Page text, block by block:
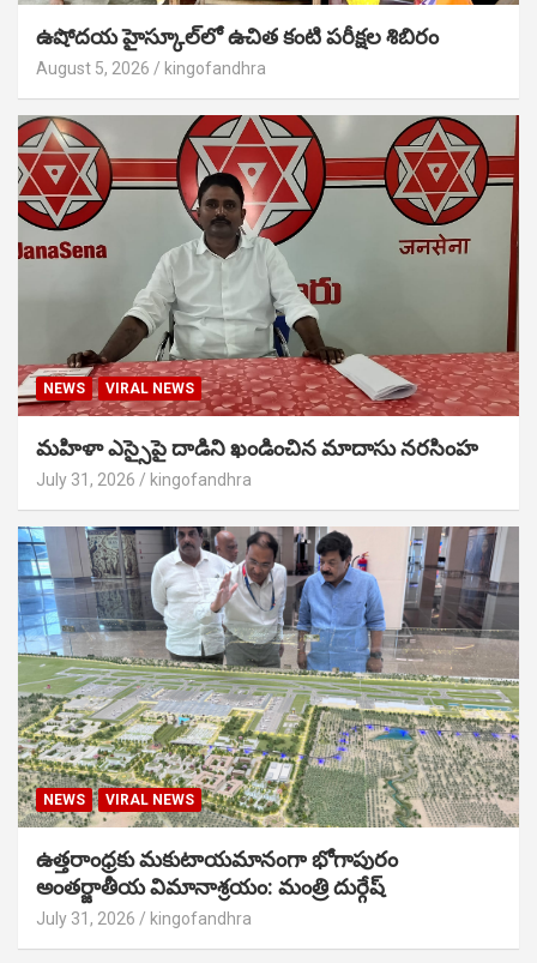
ఉషోదయ హైస్కూల్‌లో ఉచిత కంటి పరీక్షల శిబిరం
August 5, 2026 kingofandhra
NEWS VIRAL NEWS
మహిళా ఎస్సైపై దాడిని ఖండించిన మాదాసు నరసింహ
July 31, 2026 kingofandhra
NEWS VIRAL NEWS
ఉత్తరాంధ్రకు మకుటాయమానంగా భోగాపురం
అంతర్జాతీయ విమానాశ్రయం: మంత్రి దుర్గేష్
July 31, 2026 kingofandhra